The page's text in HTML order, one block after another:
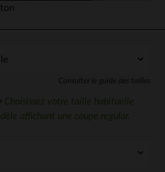
Consulter le guide des tailles
Choisissez votre taille habituelle
affichant une coupe regular.